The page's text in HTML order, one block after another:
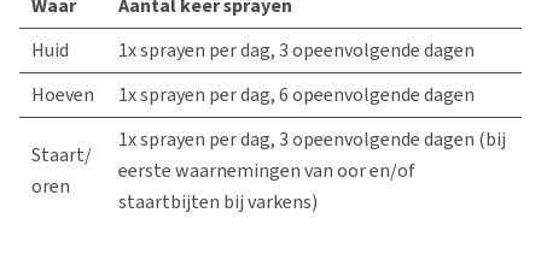
Waar
Aantal keer sprayen
Huid
1x sprayen per dag, 3 opeenvolgende dagen
Hoeven
1x sprayen per dag, 6 opeenvolgende dagen
Staart/
oren
1x sprayen per dag, 3 opeenvolgende dagen (bij
eerste waarnemingen van oor en/of
staartbijten bij varkens)